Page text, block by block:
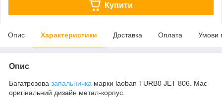
Купити
Опис Характеристики Доставка Оплата Умови
Опис
Багатрозова запальничка марки laoban TURB0 JET 806. Має
оригінальний дизайн метал-корпус.